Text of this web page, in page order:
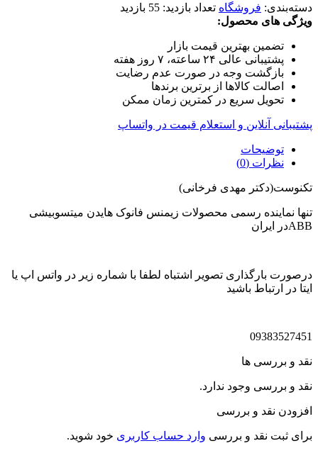
دسته‌بندی: فروشگاه تعداد بازدید: 55 بازدید
ویژگی های محصول:
تضمین بهترین قیمت بازار
پشتیبانی عالی ۲۴ ساعته، ۷ روز هفته
بازگشت وجه در صورت عدم رضایت
اصالت کالاها از برترین برندها
تحویل سریع در کمترین زمان ممکن
پشتیبانی آنلاین و استعلام قیمت در واتساپ
توضیحات
نظرات (0)
تکنوست(دکتر مهدی فرخانی)
تنها نماینده رسمی محصولات زیمنس فانوک هایدن میتسوبیشی
ABBدر ایران
درصورت بارگذاری تصویر اشتباه لطفا با شماره زیر در واتس اپ یا
ایتا در ارتباط باشید
09383527451
نقد و بررسی ها
نقد و بررسی وجود ندارد.
افزودن نقد و بررسی
برای ثبت نقد و بررسی وارد حساب کاربری خود شوید.